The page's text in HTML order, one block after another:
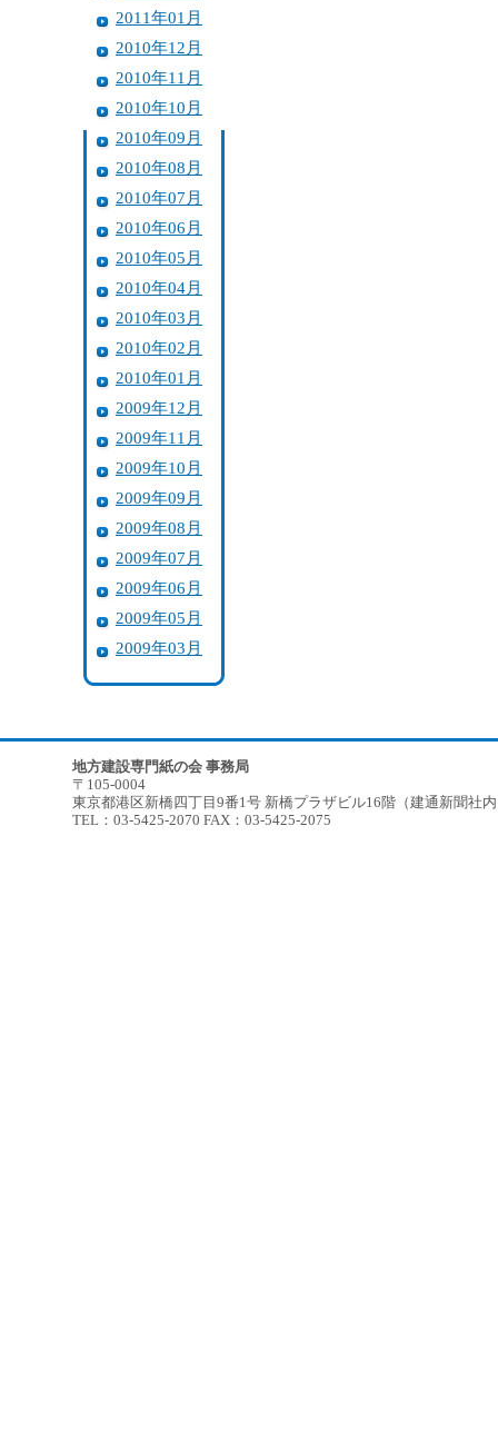
2011年01月
2010年12月
2010年11月
2010年10月
2010年09月
2010年08月
2010年07月
2010年06月
2010年05月
2010年04月
2010年03月
2010年02月
2010年01月
2009年12月
2009年11月
2009年10月
2009年09月
2009年08月
2009年07月
2009年06月
2009年05月
2009年03月
地方建設専門紙の会 事務局
〒105-0004
東京都港区新橋四丁目9番1号 新橋プラザビル16階（建通新聞社
TEL：03-5425-2070 FAX：03-5425-2075